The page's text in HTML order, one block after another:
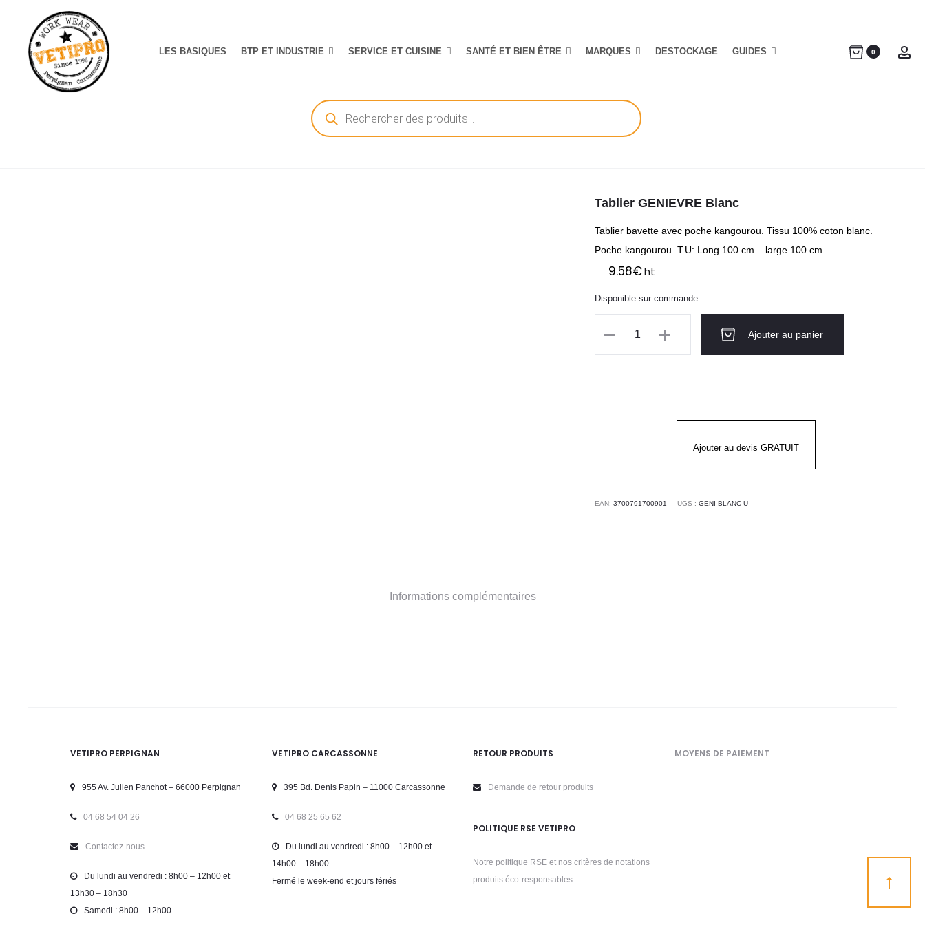
LES BASIQUES BTP ET INDUSTRIE SERVICE ET CUISINE SANTÉ ET BIEN ÊTRE MARQUES DESTOCKAGE GUIDES 0
Recherche
de
produits
Tablier GENIEVRE Blanc
Tablier bavette avec poche kangourou. Tissu 100% coton blanc.
Poche kangourou. T.U: Long 100 cm – large 100 cm.
9.58€ht
Disponible sur commande
Ajouter au panier
Ajouter au devis GRATUIT
EAN: 3700791700901 UGS : GENI-BLANC-U
Informations complémentaires
VETIPRO PERPIGNAN
955 Av. Julien Panchot – 66000 Perpignan
04 68 54 04 26
Contactez-nous
Du lundi au vendredi : 8h00 – 12h00 et
13h30 – 18h30
Samedi : 8h00 – 12h00
VETIPRO CARCASSONNE
395 Bd. Denis Papin – 11000 Carcassonne
04 68 25 65 62
Du lundi au vendredi : 8h00 – 12h00 et
14h00 – 18h00
Fermé le week-end et jours fériés
RETOUR PRODUITS
Demande de retour produits
POLITIQUE RSE VETIPRO
Notre politique RSE et nos critères de notations
produits éco-responsables
MOYENS DE PAIEMENT